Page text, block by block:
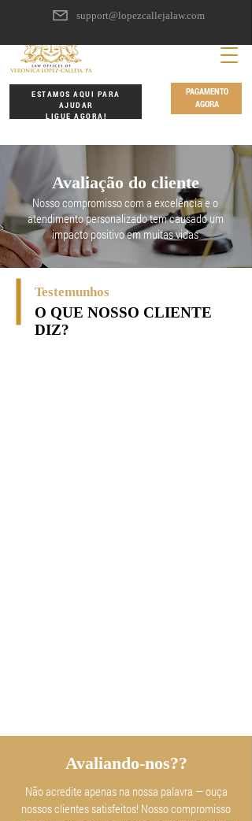
ESTAMOS AQUI PARA
AJUDAR
LIGUE AGORA!
PAGAMENTO
AGORA
support@lopezcallejalaw.com
Avaliação do cliente
Nosso compromisso com a excelência e o
atendimento personalizado tem causado um
impacto positivo em muitas vidas
Testemunhos
O QUE NOSSO CLIENTE
DIZ?
Avaliando-nos??
Não acredite apenas na nossa palavra — ouça
nossos clientes satisfeitos! Nosso compromisso